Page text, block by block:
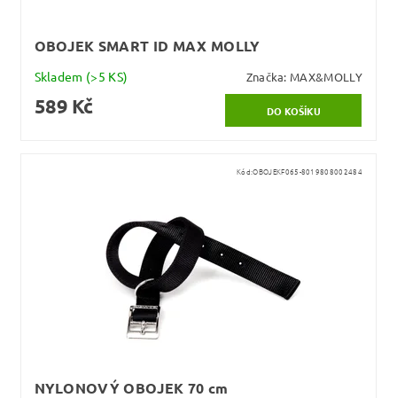
OBOJEK SMART ID MAX MOLLY
Skladem (>5 KS) Značka: MAX&MOLLY
589 Kč
Kód:OBOJEKF065-8019808002484
NYLONOVÝ OBOJEK 70 cm